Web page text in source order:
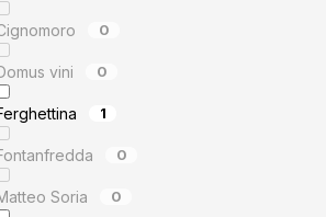
0
vini 0
1
0
Soria 0